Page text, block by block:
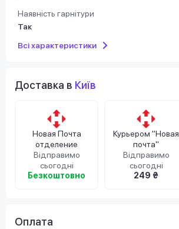
Наявність гарнітури
Так
Всі характеристики
Доставка в Київ
Новая Почта
отделение
Відправимо
сьогодні
Безкоштовно
Курьером "Новая
почта"
Відправимо
сьогодні
249 ₴
Оплата